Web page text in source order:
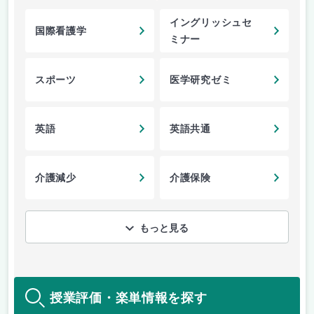
国際看護学
イングリッシュセ
ミナー
スポーツ 医学研究ゼミ
英語 英語共通
介護減少 介護保険
もっと見る
授業評価・楽単情報を探す